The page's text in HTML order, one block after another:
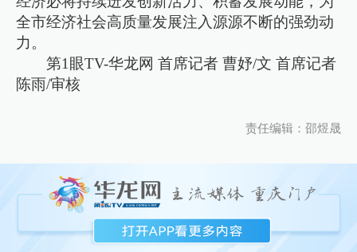
全市经济社会高质量发展注入源源不断的强劲动
力。
第1眼TV-华龙网 首席记者 曹妤/文 首席记者
陈雨/审核
责任编辑：邵煜晟